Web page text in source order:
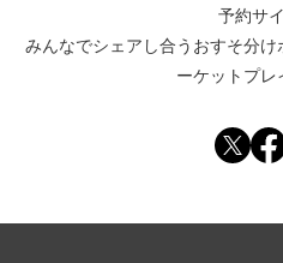
予約サイ
みんなでシェアし合う おすそ分け
ーケットプレ